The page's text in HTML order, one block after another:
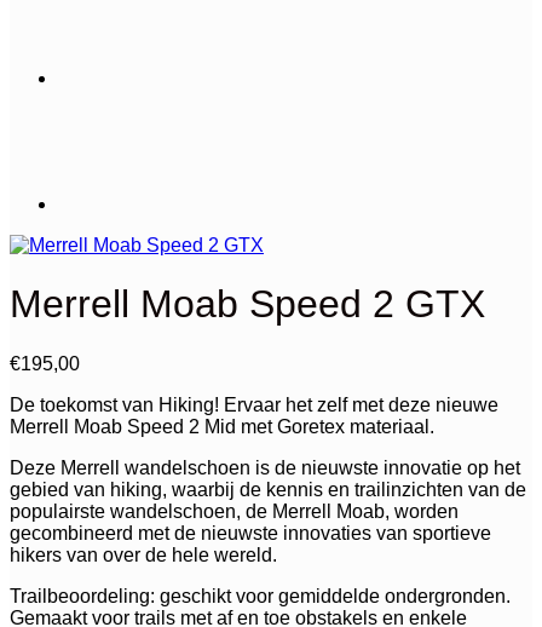
Merrell Moab Speed 2 GTX
€195,00
De toekomst van Hiking! Ervaar het zelf met deze nieuwe
Merrell Moab Speed 2 Mid met Goretex materiaal.
Deze Merrell wandelschoen is de nieuwste innovatie op het
gebied van hiking, waarbij de kennis en trailinzichten van de
populairste wandelschoen, de Merrell Moab, worden
gecombineerd met de nieuwste innovaties van sportieve
hikers van over de hele wereld.
Trailbeoordeling: geschikt voor gemiddelde ondergronden.
Gemaakt voor trails met af en toe obstakels en enkele